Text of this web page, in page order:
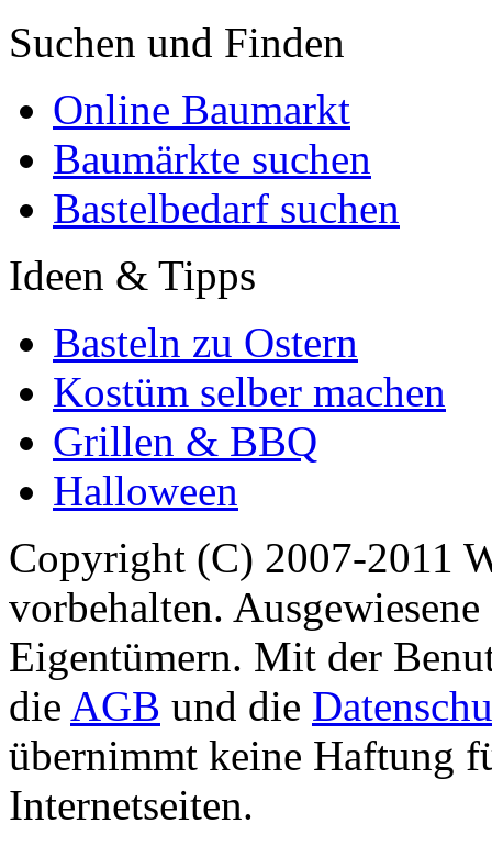
Suchen und Finden
Online Baumarkt
Baumärkte suchen
Bastelbedarf suchen
Ideen & Tipps
Basteln zu Ostern
Kostüm selber machen
Grillen & BBQ
Halloween
Copyright (C) 2007-2011
vorbehalten.
Eigentümern. Mit der
die AGB und die
übernimmt keine Haftung
Internetseiten.